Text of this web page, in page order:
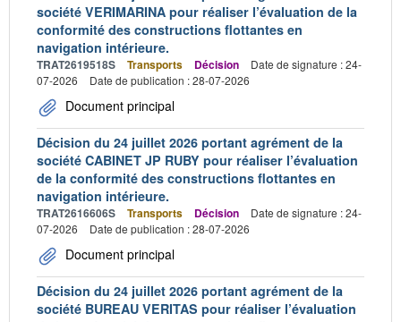
société VERIMARINA pour réaliser l’évaluation de la
conformité des constructions flottantes en
navigation intérieure.
TRAT2619518S Transports Décision
Date de signature : 24-
07-2026
Date de publication : 28-07-2026
Document principal
Décision du 24 juillet 2026 portant agrément de la
société CABINET JP RUBY pour réaliser l’évaluation
de la conformité des constructions flottantes en
navigation intérieure.
TRAT2616606S Transports Décision
Date de signature : 24-
07-2026
Date de publication : 28-07-2026
Document principal
Décision du 24 juillet 2026 portant agrément de la
société BUREAU VERITAS pour réaliser l’évaluation